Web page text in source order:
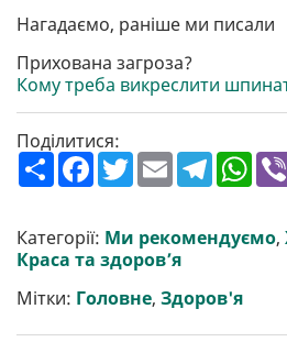
Нагадаємо, раніше ми писали
Прихована загроза?
Кому треба викреслити
Поділитися:
П
о
р
и
т
F
a
b
o
o
T
w
e
r
E
m
l
T
e
g
r
W
h
s
A
Категорії: Ми рекомендуємо,
Краса та здоров’я
Мітки: Головне, Здоров'я